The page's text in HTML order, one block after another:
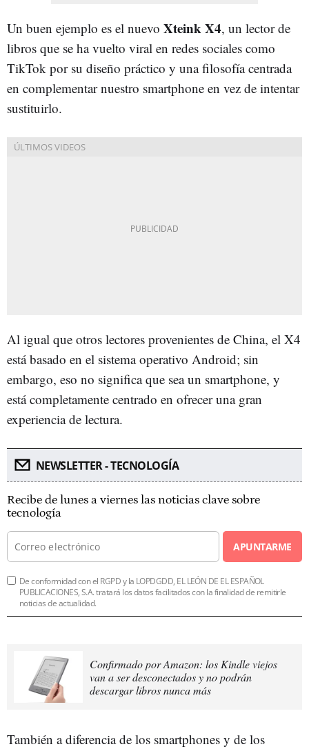
Un buen ejemplo es el nuevo Xteink X4, un lector de
libros que se ha vuelto viral en redes sociales como
TikTok por su diseño práctico y una filosofía centrada
en complementar nuestro smartphone en vez de intentar
sustituirlo.
Al igual que otros lectores provenientes de China, el X4
está basado en el sistema operativo Android; sin
embargo, eso no significa que sea un smartphone, y
está completamente centrado en ofrecer una gran
experiencia de lectura.
NEWSLETTER - TECNOLOGÍA
Recibe de lunes a viernes las noticias clave sobre
tecnología
APUNTARME
De conformidad con el RGPD y la LOPDGDD, EL LEÓN DE EL ESPAÑOL
PUBLICACIONES, S.A. tratará los datos facilitados con la finalidad de remitirle
noticias de actualidad.
Confirmado por Amazon: los Kindle viejos
van a ser desconectados y no podrán
descargar libros nunca más
También a diferencia de los smartphones y de los